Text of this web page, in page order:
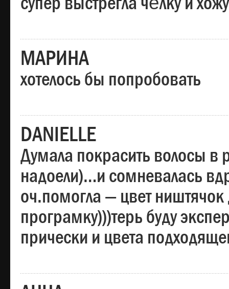
МАРИНА
хотелось бы попробовать
DANIELLE
Думала покрасить волосы
надоели)…и сомневалась
оч.помогла — цвет
програмку)))терь буду
прически и цвета